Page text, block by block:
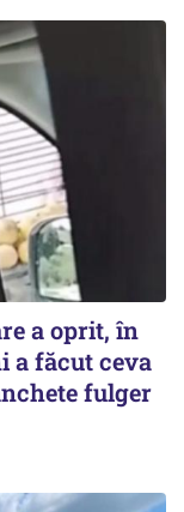
a oprit, în
a făcut ceva
fulger